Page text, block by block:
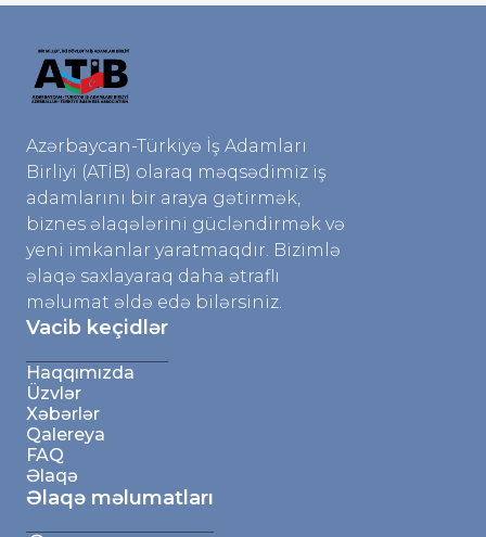
Azərbaycan-Türkiyə İş Adamları
Birliyi (ATİB) olaraq məqsədimiz iş
adamlarını bir araya gətirmək,
biznes əlaqələrini gücləndirmək və
yeni imkanlar yaratmaqdır. Bizimlə
əlaqə saxlayaraq daha ətraflı
məlumat əldə edə bilərsiniz.
Vacib keçidlər
Haqqımızda
Üzvlər
Xəbərlər
Qalereya
FAQ
Əlaqə
Əlaqə məlumatları